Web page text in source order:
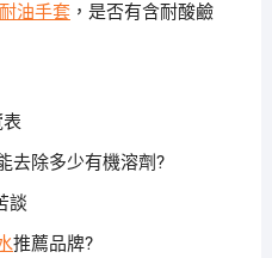
油手套，是否有含耐酸鹼
去除多少有機溶劑?
談
推薦品牌?